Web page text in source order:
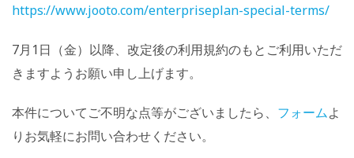
https://www.jooto.com/enterpriseplan-special-terms/
7月1日（金）以降、改定後の利用規約のもとご利用いただ
きますようお願い申し上げます。
本件についてご不明な点等がございましたら、 フォームよ
りお気軽にお問い合わせください。